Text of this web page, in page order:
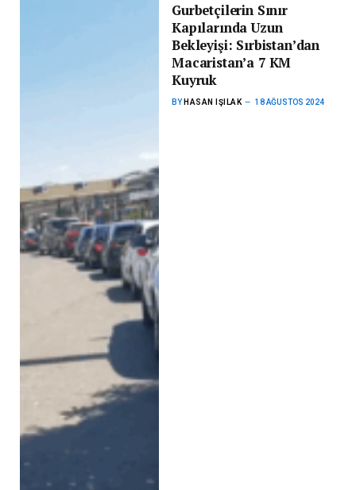
Gurbetçilerin Sınır
Kapılarında Uzun
Bekleyişi: Sırbistan’dan
Macaristan’a 7 KM
Kuyruk
BY HASAN IŞILAK 18 AĞUSTOS 2024